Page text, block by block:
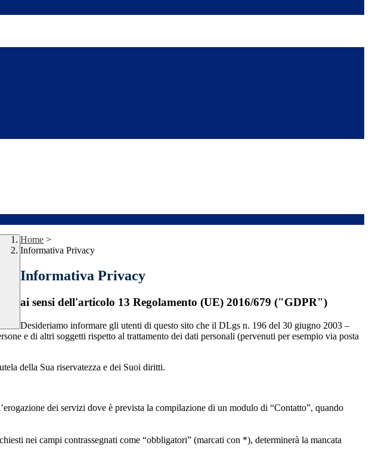
Home >
Informativa Privacy
Informativa Privacy
ai sensi dell'articolo 13 Regolamento (UE) 2016/679 ("GDPR")
Desideriamo informare gli utenti di questo sito che il DLgs n. 196 del 30 giugno 2003 –
e di altri soggetti rispetto al trattamento dei dati personali (pervenuti per esempio via posta
della Sua riservatezza e dei Suoi diritti.
dei servizi dove è prevista la compilazione di un modulo di “Contatto”, quando
nei campi contrassegnati come “obbligatori” (marcati con *), determinerà la mancata